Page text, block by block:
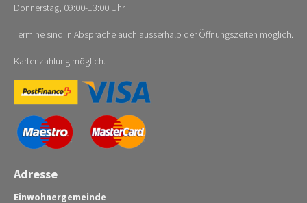
Donnerstag, 09:00-13:00 Uhr
Termine sind in Absprache auch ausserhalb der Öffnungszeiten möglich.
Kartenzahlung möglich.
Adresse
Einwohnergemeinde